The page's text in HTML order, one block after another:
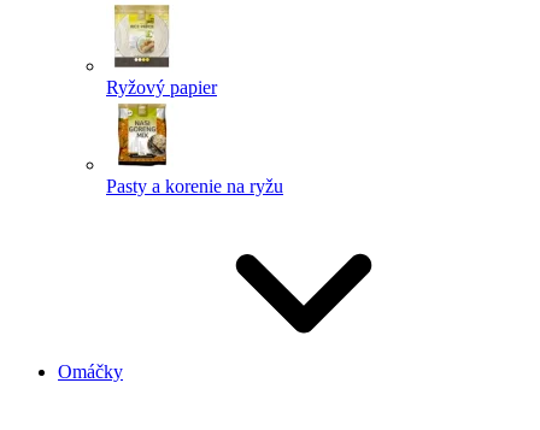
Ryžový papier
Pasty a korenie na ryžu
Omáčky